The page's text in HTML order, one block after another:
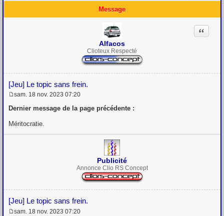
Message
Alfacos
Clioteux Respecté
[Jeu] Le topic sans frein.
Citation
e
s
a
g
sam. 18 nov. 2023 07:20
Dernier message de la page précédente :
Méritocratie.
Publicité
Annonce Clio RS Concept
[Jeu] Le topic sans frein.
sam. 18 nov. 2023 07:20